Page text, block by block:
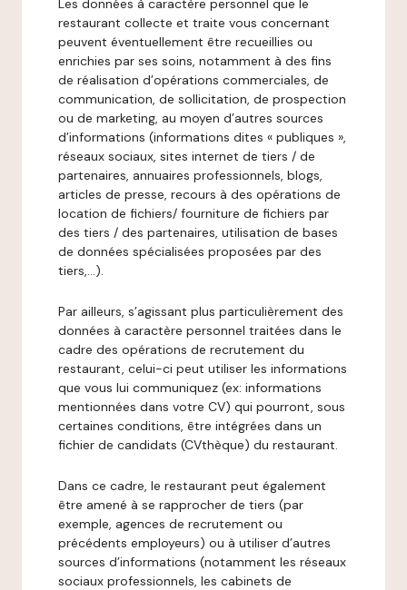
Les données à caractère personnel que le
restaurant collecte et traite vous concernant
peuvent éventuellement être recueillies ou
enrichies par ses soins, notamment à des fins
de réalisation d’opérations commerciales, de
communication, de sollicitation, de prospection
ou de marketing, au moyen d’autres sources
d’informations (informations dites « publiques »,
réseaux sociaux, sites internet de tiers / de
partenaires, annuaires professionnels, blogs,
articles de presse, recours à des opérations de
location de fichiers/ fourniture de fichiers par
des tiers / des partenaires, utilisation de bases
de données spécialisées proposées par des
tiers,…).
Par ailleurs, s’agissant plus particulièrement des
données à caractère personnel traitées dans le
cadre des opérations de recrutement du
restaurant, celui-ci peut utiliser les informations
que vous lui communiquez (ex: informations
mentionnées dans votre CV) qui pourront, sous
certaines conditions, être intégrées dans un
fichier de candidats (CVthèque) du restaurant.
Dans ce cadre, le restaurant peut également
être amené à se rapprocher de tiers (par
exemple, agences de recrutement ou
précédents employeurs) ou à utiliser d’autres
sources d’informations (notamment les réseaux
sociaux professionnels, les cabinets de